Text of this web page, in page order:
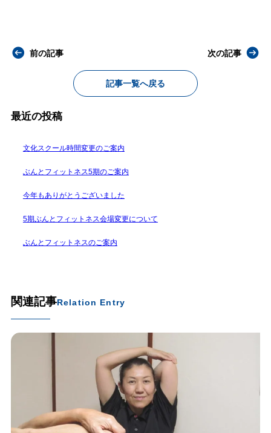
前の記事
記事一覧へ戻る
次の記事
最近の投稿
文化スクール時間変更のご案内
ぶんとフィットネス5期のご案内
今年もありがとうございました
5期ぶんとフィットネス会場変更について
ぶんとフィットネスのご案内
関連記事Relation Entry